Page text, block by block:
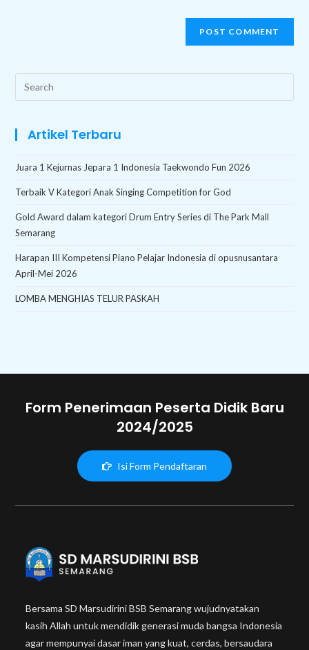
Search
this
Artikel Terbaru
Juara 1 Kejurnas Jepara 1 Indonesia Taekwondo Fun 2026
Terbaik V Kategori Anak Singing Competition for God
Gold Award dalam kategori Drum Entry Series di The Park Mall
Semarang
Harapan III Kompetensi Piano Pelajar Indonesia di opusnusantara
April-Mei 2026
LOMBA MENGHIAS TELUR PASKAH
Form Penerimaan Peserta Didik Baru
2024/2025
Isi Form Pendaftaran
Bersama SD Marsudirini BSB Semarang wujudnyatakan
kasih Allah untuk mendidik generasi muda bangsa Indonesia
agar mempunyai dasar iman yang kuat, cerdas, bersaudara